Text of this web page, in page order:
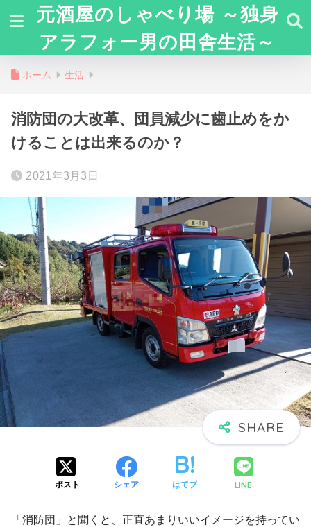
元酒屋のしゃべり場 ～独身
アラフォー男の田舎生活～
ホーム 生活
消防団の大改革、団員減少に歯止めをか
けることは出来るのか？
2021年3月3日
ポスト シェア はてブ LINE
「消防団」と聞くと、正直あまりいいイメージを持ってい